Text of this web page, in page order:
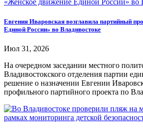
Евгения Иваровская возглавила партийный
Единой России» во Владивостоке
Июл 31, 2026
На очередном заседании местного
Владивостокского отделения партии
решение о назначении Евгении
профильного партийного проекта по